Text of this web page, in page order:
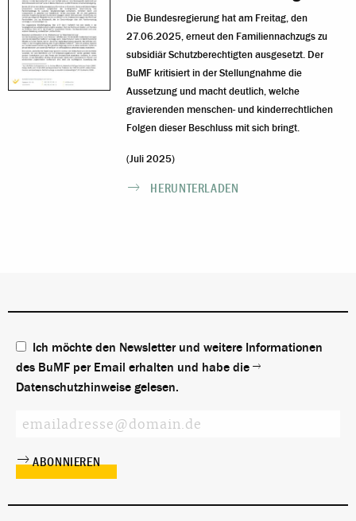
Die Bundesregierung hat am Freitag, den
27.06.2025, erneut den Familiennachzugs zu
subsidiär Schutzberechtigten ausgesetzt. Der
BuMF kritisiert in der Stellungnahme die
Aussetzung und macht deutlich, welche
gravierenden menschen- und kinderrechtlichen
Folgen dieser Beschluss mit sich bringt.
(Juli 2025)
HERUNTERLADEN
Ich möchte den Newsletter und weitere Informationen
des BuMF per Email erhalten und habe die
Datenschutzhinweise gelesen.